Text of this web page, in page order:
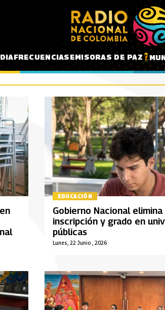
FRECUENCIASEMISORAS DE PAZ
EDUCACIÓN
Lunes, 22 Junio , 2026
Gobierno Nacional
inscripción y grado en
públicas